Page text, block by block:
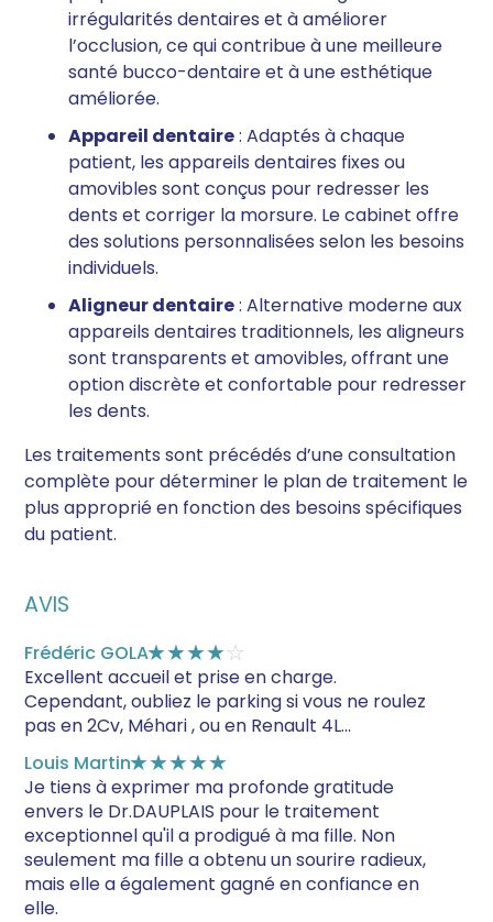
irrégularités dentaires et à améliorer
l’occlusion, ce qui contribue à une meilleure
santé bucco-dentaire et à une esthétique
améliorée.
Appareil dentaire: Adaptés à chaque
patient, les appareils dentaires fixes ou
amovibles sont conçus pour redresser les
dents et corriger la morsure. Le cabinet offre
des solutions personnalisées selon les besoins
individuels.
Aligneur dentaire: Alternative moderne aux
appareils dentaires traditionnels, les aligneurs
sont transparents et amovibles, offrant une
option discrète et confortable pour redresser
les dents.
Les traitements sont précédés d’une consultation
complète pour déterminer le plan de traitement le
plus approprié en fonction des besoins spécifiques
du patient.
AVIS
Frédéric GOLA★★★★☆
Excellent accueil et prise en charge.
Cependant, oubliez le parking si vous ne roulez
pas en 2Cv, Méhari , ou en Renault 4L...
Louis Martin★★★★★
Je tiens à exprimer ma profonde gratitude
envers le Dr.DAUPLAIS pour le traitement
exceptionnel qu'il a prodigué à ma fille. Non
seulement ma fille a obtenu un sourire radieux,
mais elle a également gagné en confiance en
elle.